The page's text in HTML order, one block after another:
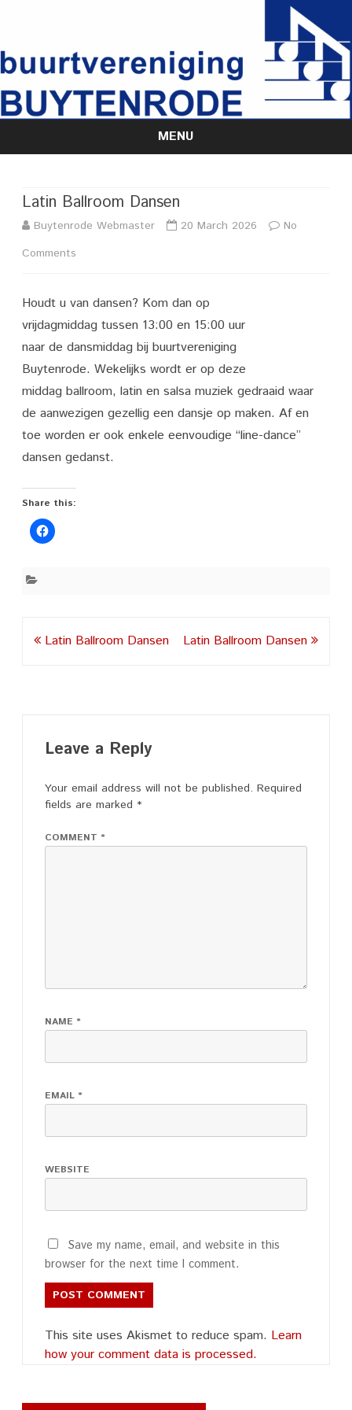
MENU
Skip
Latin Ballroom Dansen
Buytenrode Webmaster 20 March 2026
No
Comments
Ballroom
Dansen
Houdt u van dansen? Kom dan op
vrijdagmiddag tussen 13:00 en 15:00 uur
naar de dansmiddag bij buurtvereniging
Buytenrode. Wekelijks wordt er op deze
middag ballroom, latin en salsa muziek gedraaid waar
de aanwezigen gezellig een dansje op maken. Af en
toe worden er ook enkele eenvoudige “line-dance”
dansen gedanst.
Share this:
PostLatin Ballroom Dansen Latin Ballroom Dansen
Leave a Reply
Your email address will not be published. Required
fields are marked *
COMMENT *
NAME *
EMAIL *
WEBSITE
Save my name, email, and website in this
browser for the next time I comment.
This site uses Akismet to reduce spam. Learn
how your comment data is processed.